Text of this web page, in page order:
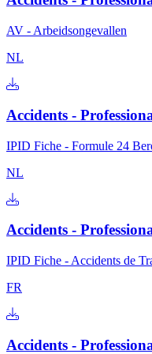
AV - Arbeidsongevallen
NL
Accidents -
IPID Fiche - Formule 24
NL
Accidents -
IPID Fiche - Accidents de
FR
Accidents -